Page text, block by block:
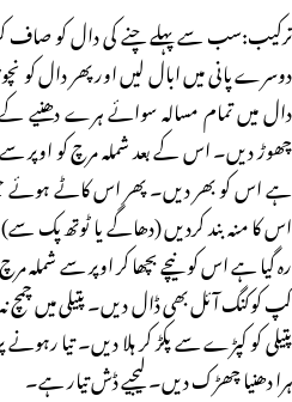
ترکیب:سب سے پہلے چنے کی دال کو صاف
دوسرے پانی میں ابال لیں اور پھر دال کو
دال میں تمام مسالہ سوائے ہرے دھنیے
چھوڑ دیں۔ اس کے بعد شملہ مرچ کو اوپر
ہے اس کو بھر دیں۔ پھر اس کاٹے ہوئے
اس کا منہ بند کردیں (دھاگے یا ٹوتھ پک سے)
رہ گیا ہے اس کو نیچے بچھا کر اوپر سے شملہ
کپ کوکنگ آئل بھی ڈال دیں۔ پتیلی میں چمچ
پتیلی کو کپڑے سے پکڑ کر ہلا دیں۔ تیا
ہرا دھنیا چھڑک دیں۔ لیجیے ڈش تیار ہے۔